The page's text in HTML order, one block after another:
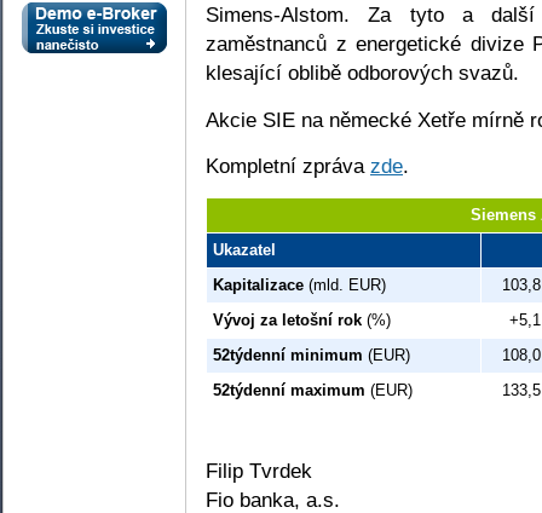
Simens-Alstom. Za tyto a
zaměstnanců z energetické divize
klesající oblibě odborových svazů.
Akcie SIE na německé Xetře mírně
Kompletní zpráva zde.
Siemens
Ukazatel
Kapitalizace (mld. EUR)
103,8
Vývoj za letošní rok (%)
+5,1
52týdenní minimum (EUR)
108,0
52týdenní maximum (EUR) 133,5
Filip Tvrdek
Fio banka, a.s.